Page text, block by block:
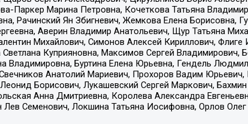
Паркер Марина Петровна, Кочеткова Татьяна
Рачинский Ян Збигневич, Жемкова Елена Борисовна,
Аверин Владимир Анатольевич, Щур Татьяна
Михайлович, Симонов Алексей Кириллович, Флиге
Куприяновна, Максимов Сергей Владимирович,
Владимировна, Буртина Елена Юрьевна, Гендель
Анатолий Мариевич, Прохоров Вадим
Борисович, Лукашевский Сергей Маркович,
Анна Дмитриевна, Королева Александра
Лев Семенович, Локшина Татьяна Иосифовна, Орлов